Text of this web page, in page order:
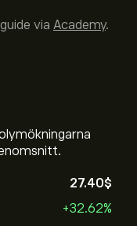
27.40‎$‎
+32.62%
via Academy.